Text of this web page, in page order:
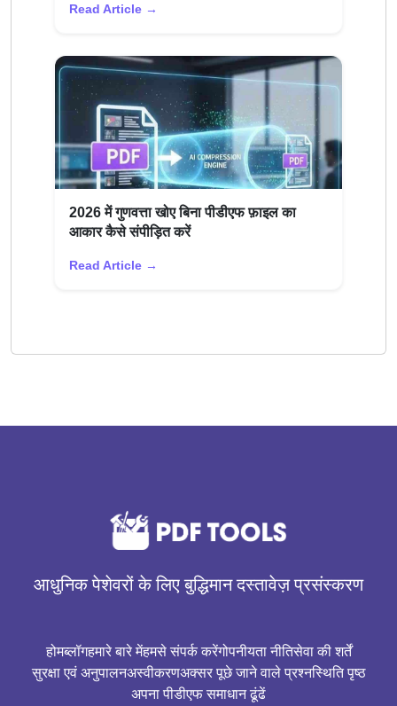
Read Article →
2026 में गुणवत्ता खोए बिना पीडीएफ फ़ाइल का
आकार कैसे संपीड़ित करें
Read Article →
आधुनिक पेशेवरों के लिए बुद्धिमान दस्तावेज़ प्रसंस्करण
होमब्लॉगहमारे बारे मेंहमसे संपर्क करेंगोपनीयता नीतिसेवा की शर्तें
सुरक्षा एवं अनुपालनअस्वीकरणअक्सर पूछे जाने वाले प्रश्नस्थिति पृष्ठ
अपना पीडीएफ समाधान ढूंढें